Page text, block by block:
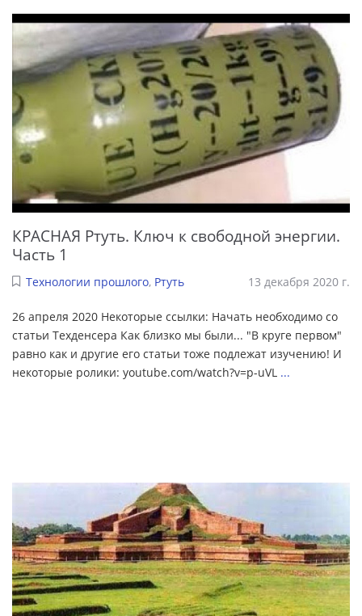
КРАСНАЯ Ртуть. Ключ к свободной энергии.
Часть 1
Технологии прошлого, Ртуть 13 декабря 2020 г.
26 апреля 2020 Некоторые ссылки: Начать необходимо со
статьи Техденсера Как близко мы были... "В круге первом"
равно как и другие его статьи тоже подлежат изучению! И
некоторые ролики: youtube.com/watch?v=p-uVL ...